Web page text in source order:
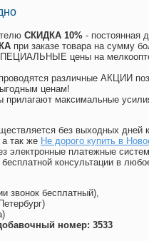
СКИДКА 10% - постоянная
при заказе товара на сумму
цены на
различные АКЦИИ
ценам!
максимальные
без выходных
так же Не дорого купить в
электронные платежные
консультации в
звонок бесплатный),
номер: 3533